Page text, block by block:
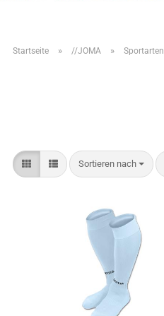
Startseite » //JOMA » Sportarten
Sortieren nach
Sortieren nach